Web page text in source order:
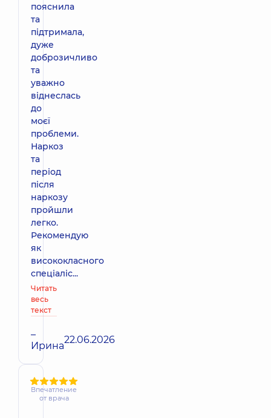
пояснила
та
підтримала,
дуже
доброзичливо
та
уважно
віднеслась
до
моєї
проблеми.
Наркоз
та
період
після
наркозу
пройшли
легко.
Рекомендую
як
висококласного
спеціаліс...
Читать
весь
текст
–
Ирина22.06.2026
Впечатление
от врача